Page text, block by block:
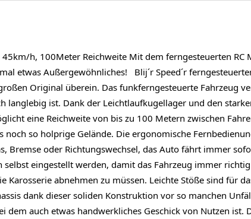
h, 100Meter Reichweite Mit dem ferngesteuerten RC
etwas Außergewöhnliches! Blij´r Speed´r
Original überein. Das funkferngesteuerte Fahrzeug
ist. Dank der Leichtlaufkugellager und den
eine Reichweite von bis zu 100 Metern zwischen
so holprige Gelände. Die ergonomische
Bremse oder Richtungswechsel, das Auto fährt immer
eingestellt werden, damit das Fahrzeug immer
abnehmen zu müssen. Leichte Stöße sind für
dank dieser soliden Konstruktion vor so manchen
auch etwas handwerkliches Geschick von Nutzen ist.